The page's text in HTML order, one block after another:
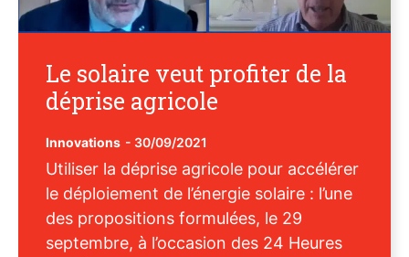
Le solaire veut profiter de la
déprise agricole
Innovations - 30/09/2021
Utiliser la déprise agricole pour accélérer
le déploiement de l’énergie solaire : l’une
des propositions formulées, le 29
septembre, à l’occasion des 24 Heures